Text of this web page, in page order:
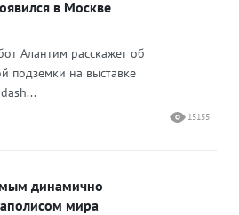
в Москве
Алантим расскажет об
подземки на выставке
15155
динамично
мира